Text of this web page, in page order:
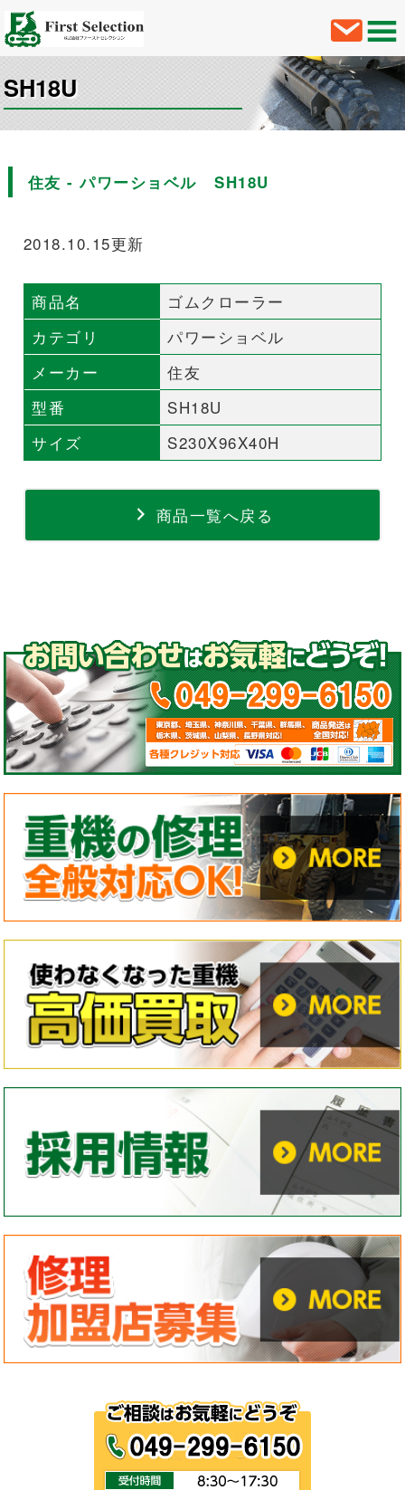
SH18U
住友 - パワーショベル SH18U
2018.10.15更新
商品名
ゴムクローラー
カテゴリ
パワーショベル
メーカー
住友
型番
SH18U
サイズ
S230X96X40H
商品一覧へ戻る